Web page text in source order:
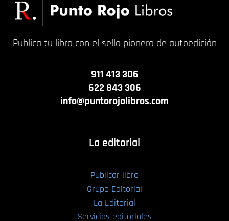
Publica tu libro con el sello pionero de autoedición
911 413 306
622 843 306
info@puntorojolibros.com
La editorial
Publicar libro
Grupo Editorial
La Editorial
Servicios editoriales